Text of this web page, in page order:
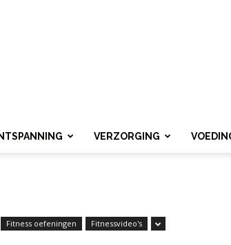
VERZORGING
Fitness oefeningen Fitnessvideo's